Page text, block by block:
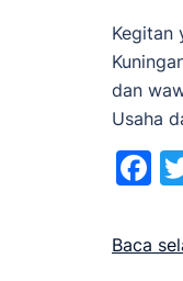
Kegitan
dan
Usaha
Baca